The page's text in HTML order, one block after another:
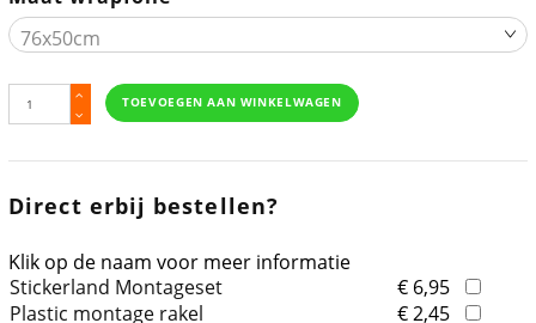
TOEVOEGEN AAN WINKELWAGEN
Direct erbij bestellen?
Klik op de naam voor meer informatie
Stickerland Montageset
€ 6,95
Plastic montage rakel
€ 2,45